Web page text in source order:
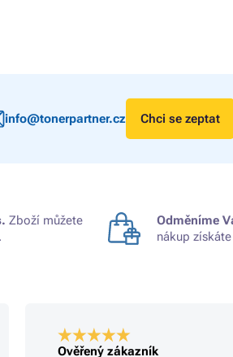
info@tonerpartner.cz Chci se zeptat
Zboží můžete
Odměníme
nákup
Ověřený zákazník